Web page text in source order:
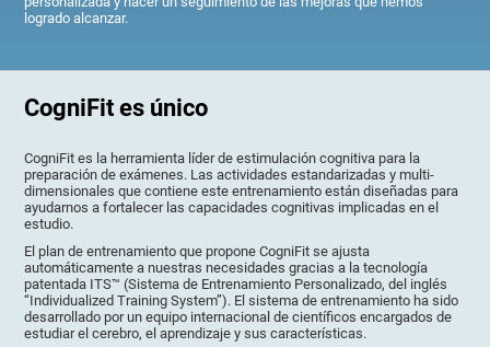
logrado alcanzar.
CogniFit es único
CogniFit es la herramienta líder de estimulación cognitiva para la
preparación de exámenes. Las actividades estandarizadas y multi-
dimensionales que contiene este entrenamiento están diseñadas para
ayudarnos a fortalecer las capacidades cognitivas implicadas en el
estudio.
El plan de entrenamiento que propone CogniFit se ajusta
automáticamente a nuestras necesidades gracias a la tecnología
patentada ITS™ (Sistema de Entrenamiento Personalizado, del inglés
“Individualized Training System”). El sistema de entrenamiento ha sido
desarrollado por un equipo internacional de científicos encargados de
estudiar el cerebro, el aprendizaje y sus características.